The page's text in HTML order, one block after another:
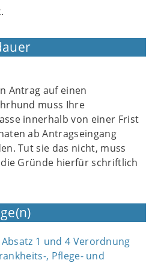
Antrag auf einen
muss Ihre
innerhalb von einer Frist
ab Antragseingang
Tut sie das nicht, muss
Gründe hierfür schriftlich
Absatz 1 und 4 Verordnung
, Pflege- und